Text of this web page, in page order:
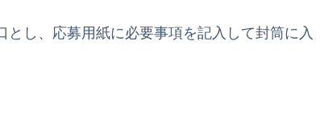
し、応募用紙に必要事項を記入して封筒に入